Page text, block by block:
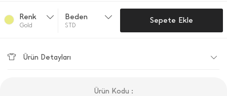
Renk
Gold
Beden
STD
Sepete Ekle
Ürün Detayları
Ürün Kodu :